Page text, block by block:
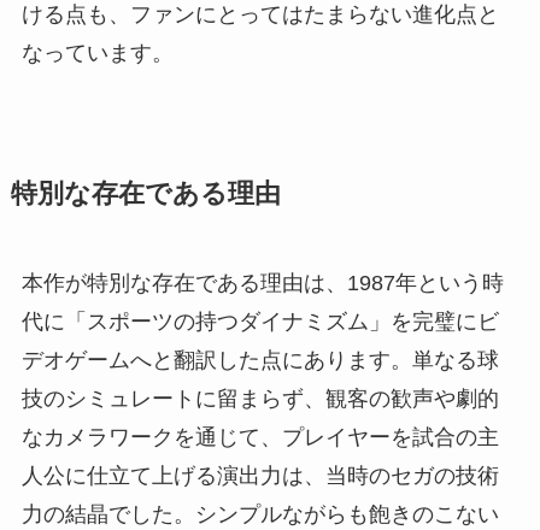
ける点も、ファンにとってはたまらない進化点と
なっています。
特別な存在である理由
本作が特別な存在である理由は、1987年という時
代に「スポーツの持つダイナミズム」を完璧にビ
デオゲームへと翻訳した点にあります。単なる球
技のシミュレートに留まらず、観客の歓声や劇的
なカメラワークを通じて、プレイヤーを試合の主
人公に仕立て上げる演出力は、当時のセガの技術
力の結晶でした。シンプルながらも飽きのこない